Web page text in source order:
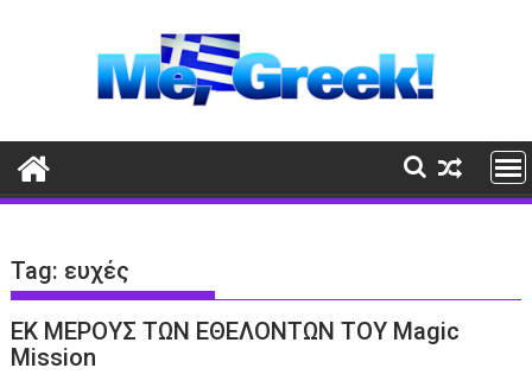
Tag: ευχές
ΕΚ ΜΕΡΟΥΣ ΤΩΝ ΕΘΕΛΟΝΤΩΝ ΤΟΥ Magic
Mission